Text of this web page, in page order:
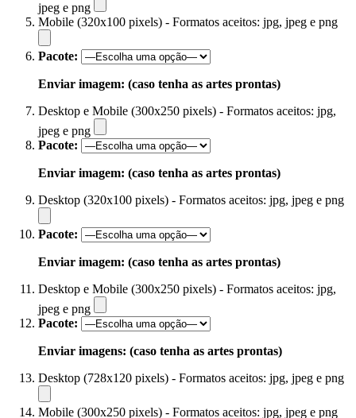
jpeg e png
Mobile (320x100 pixels) - Formatos aceitos: jpg, jpeg e png
Pacote:
Enviar imagem: (caso tenha as artes prontas)
Desktop e Mobile (300x250 pixels) - Formatos aceitos: jpg,
jpeg e png
Pacote:
Enviar imagem: (caso tenha as artes prontas)
Desktop (320x100 pixels) - Formatos aceitos: jpg, jpeg e png
Pacote:
Enviar imagem: (caso tenha as artes prontas)
Desktop e Mobile (300x250 pixels) - Formatos aceitos: jpg,
jpeg e png
Pacote:
Enviar imagens: (caso tenha as artes prontas)
Desktop (728x120 pixels) - Formatos aceitos: jpg, jpeg e png
Mobile (300x250 pixels) - Formatos aceitos: jpg, jpeg e png